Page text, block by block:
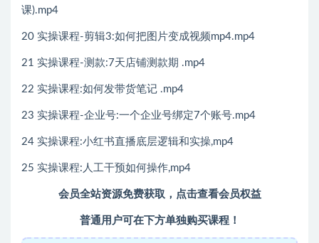
课).mp4
20 实操课程-剪辑3:如何把图片变成视频mp4.mp4
21 实操课程-测款:7天店铺测款期 .mp4
22 实操课程:如何发带货笔记 .mp4
23 实操课程-企业号:一个企业号绑定7个账号.mp4
24 实操课程:小红书直播底层逻辑和实操,mp4
25 实操课程:人工干预如何操作,mp4
会员全站资源免费获取，点击查看会员权益
普通用户可在下方单独购买课程！